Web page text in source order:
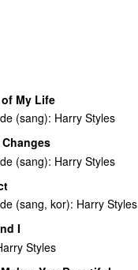
Remix)
My Life
(sang): Harry Styles
(sang): Harry Styles
(sang, kor): Harry Styles
I
Styles